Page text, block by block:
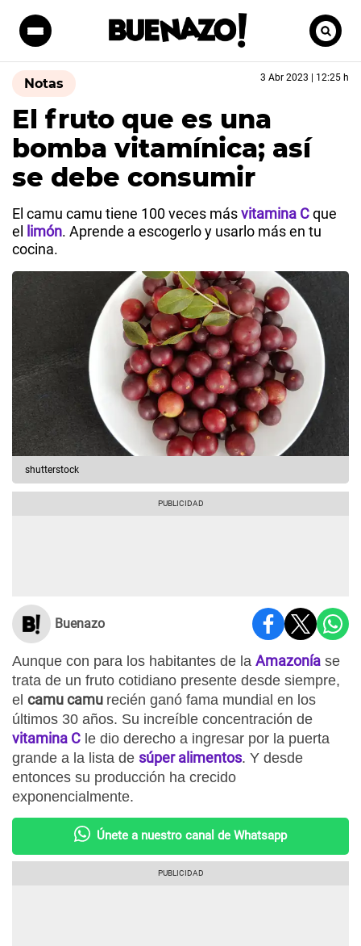
Notas 3 Abr 2023 | 12:25 h
El fruto que es una
bomba vitamínica; así
se debe consumir
El camu camu tiene 100 veces másvitamina Cque
el limón. Aprende a escogerlo y usarlo más en tu
cocina.
shutterstock
Buenazo
Aunque con para los habitantes de la Amazonía se
trata de un fruto cotidiano presente desde siempre,
el camu camu recién ganó fama mundial en los
últimos 30 años. Su increíble concentración de
vitamina C le dio derecho a ingresar por la puerta
grande a la lista de súper alimentos. Y desde
entonces su producción ha crecido
exponencialmente.
Únete a nuestro canal de Whatsapp